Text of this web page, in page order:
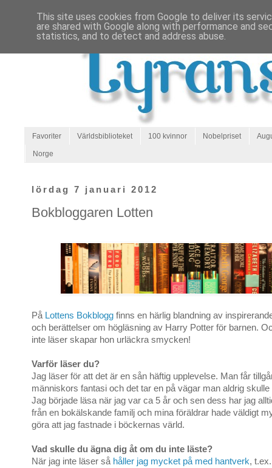
Favoriter Världsbiblioteket 100 kvinnor Nobelpriset
Norge
lördag 7 januari 2012
Bokbloggaren Lotten
På Lottens Bokblogg finns en härlig blandning av
och berättelser om högläsning av Harry Potter för barnen.
inte läser skapar hon urläckra smycken!
Varför läser du?
Jag läser för att det är en sån häftig upplevelse. Man får
människors fantasi och det tar en på vägar man aldrig skulle
Jag började läsa när jag var ca 5 år och sen dess har jag
från en bokälskande familj och mina föräldrar hade väldigt
göra att jag fastnade i böckernas värld.
Vad skulle du ägna dig åt om du inte läste?
När jag inte läser så håller jag mycket på med hantverk,
This site uses cookies from Google to deliver its
are shared with Google along with performance and
statistics, and to detect and address abuse.